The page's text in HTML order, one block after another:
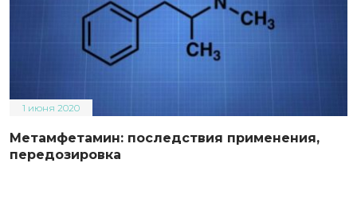
1 июня 2020
Метамфетамин: последствия применения,
передозировка